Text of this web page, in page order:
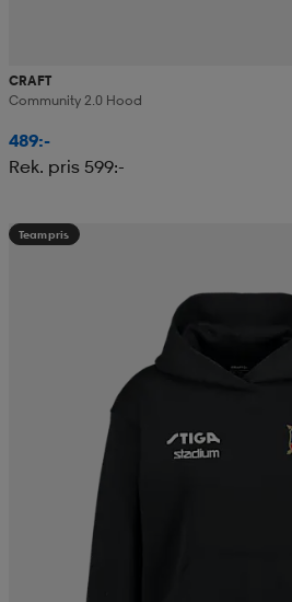
CRAFT
Community 2.0 Hood
489:-
Rek. pris 599:-
Teampris